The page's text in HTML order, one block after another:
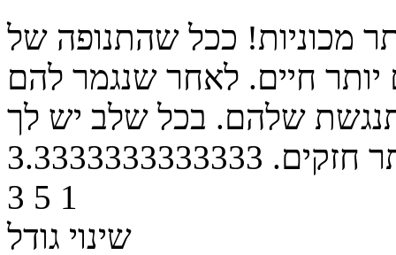
מכוניות! ככל שהתנופה של
יותר חיים. לאחר שנגמר להם
שלהם. בכל שלב יש לך
חזקים. 3.3333333333333
3 5 1
שינוי גודל